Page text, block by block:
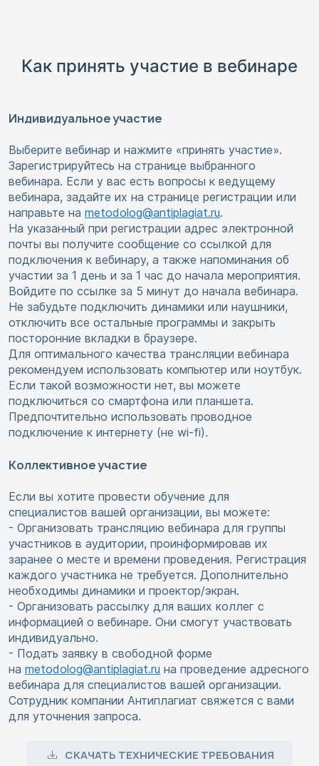
Как принять участие в вебинаре
Индивидуальное участие
Выберите вебинар и нажмите «принять участие».
Зарегистрируйтесь на странице выбранного
вебинара. Если у вас есть вопросы к ведущему
вебинара, задайте их на странице регистрации или
направьте на metodolog@antiplagiat.ru.
На указанный при регистрации адрес электронной
почты вы получите сообщение со ссылкой для
подключения к вебинару, а также напоминания об
участии за 1 день и за 1 час до начала мероприятия.
Войдите по ссылке за 5 минут до начала вебинара.
Не забудьте подключить динамики или наушники,
отключить все остальные программы и закрыть
посторонние вкладки в браузере.
Для оптимального качества трансляции вебинара
рекомендуем использовать компьютер или ноутбук.
Если такой возможности нет, вы можете
подключиться со смартфона или планшета.
Предпочтительно использовать проводное
подключение к интернету (не wi-fi).
Коллективное участие
Если вы хотите провести обучение для
специалистов вашей организации, вы можете:
- Организовать трансляцию вебинара для группы
участников в аудитории, проинформировав их
заранее о месте и времени проведения. Регистрация
каждого участника не требуется. Дополнительно
необходимы динамики и проектор/экран.
- Организовать рассылку для ваших коллег с
информацией о вебинаре. Они смогут участвовать
индивидуально.
- Подать заявку в свободной форме
на metodolog@antiplagiat.ru на проведение адресного
вебинара для специалистов вашей организации.
Сотрудник компании Антиплагиат свяжется с вами
для уточнения запроса.
СКАЧАТЬ ТЕХНИЧЕСКИЕ ТРЕБОВАНИЯ